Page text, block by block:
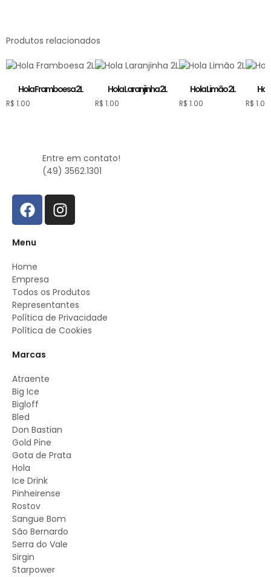
Produtos relacionados
Hola Framboesa 2L
R$ 1.00
Hola Laranjinha 2L
R$ 1.00
Hola Limão 2L
R$ 1.00 R$ 1.00
Entre em contato!
(49) 3562.1301
Menu
Home
Empresa
Todos os Produtos
Representantes
Política de Privacidade
Política de Cookies
Marcas
Atraente
Big Ice
Bigloff
Bled
Don Bastian
Gold Pine
Gota de Prata
Hola
Ice Drink
Pinheirense
Rostov
Sangue Bom
São Bernardo
Serra do Vale
Sirgin
Starpower